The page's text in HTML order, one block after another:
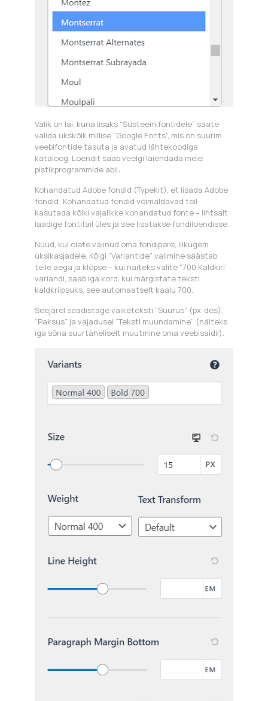
Valik on lai, kuna lisaks “Süsteemifontidele” saate
valida ükskõik millise “Google Fonts”, mis on suurim
veebifontide tasuta ja avatud lähtekoodiga
kataloog. Loendit saab veelgi laiendada meie
pistikprogrammide abil:
Kohandatud Adobe fondid (Typekit), et lisada Adobe
fondid; Kohandatud fondid võimaldavad teil
kasutada kõiki vajalikke kohandatud fonte – lihtsalt
laadige fontifail üles ja see lisatakse fondiloendisse.
Nüüd, kui olete valinud oma fondipere, liikugem
üksikasjadele. Kõigi “Variantide” valimine säästab
teile aega ja klõpse – kui näiteks valite “700 Kaldkiri”
variandi, saab iga kord, kui märgistate teksti
kaldkriipsuks, see automaatselt kaalu 700.
Seejärel seadistage vaiketeksti “Suurus” (px-des),
“Paksus” ja vajadusel “Teksti muundamine” (näiteks
iga sõna suurtäheliselt muutmine oma veebisaidil).